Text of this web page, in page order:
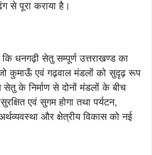
से पूरा कराया है।
धनगढ़ी सेतु सम्पूर्ण उत्तराखण्ड का
कुमाऊँ एवं गढ़वाल मंडलों को सुदृढ़ रूप
के निर्माण से दोनों मंडलों के बीच
एवं सुगम होगा तथा पर्यटन,
और क्षेत्रीय विकास को नई